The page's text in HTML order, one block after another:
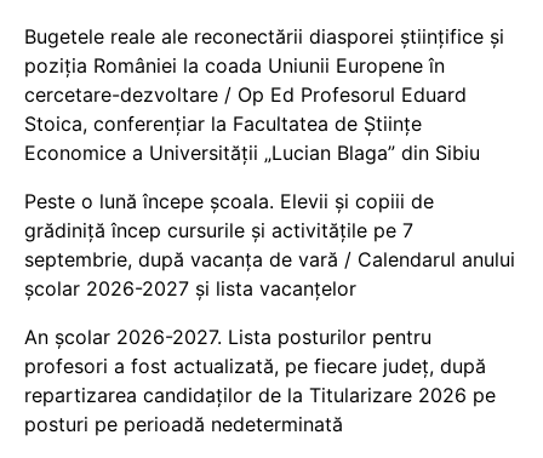
Bugetele reale ale reconectării diasporei științifice și
poziția României la coada Uniunii Europene în
cercetare-dezvoltare / Op Ed Profesorul Eduard
Stoica, conferențiar la Facultatea de Științe
Economice a Universității „Lucian Blaga” din Sibiu
Peste o lună începe școala. Elevii și copiii de
grădiniță încep cursurile și activitățile pe 7
septembrie, după vacanța de vară / Calendarul anului
școlar 2026-2027 și lista vacanțelor
An școlar 2026-2027. Lista posturilor pentru
profesori a fost actualizată, pe fiecare județ, după
repartizarea candidaților de la Titularizare 2026 pe
posturi pe perioadă nedeterminată